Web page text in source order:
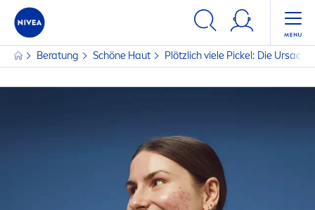
Beratung Schöne Haut Plötzlich viele Pickel: Die